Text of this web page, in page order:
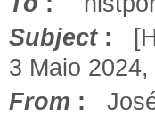
Subject:
3 Maio
From :